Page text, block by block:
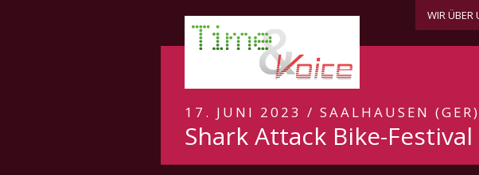
WIR ÜBER
17. JUNI 2023 / SAALHAUSEN (GER)
Shark Attack Bike-Festival